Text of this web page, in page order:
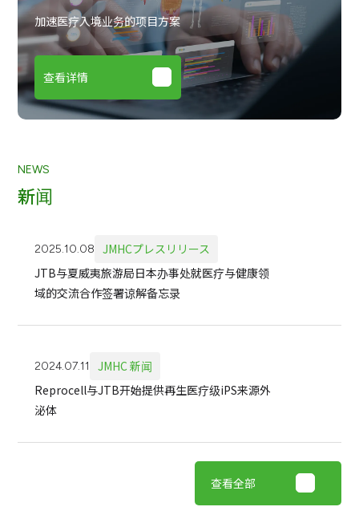
加速医疗入境业务的项目方案
查看详情
NEWS
新闻
2025.10.08
JMHCプレスリリース
JTB与夏威夷旅游局日本办事处就医疗与健康领
域的交流合作签署谅解备忘录
2024.07.11
JMHC 新闻
Reprocell与JTB开始提供再生医疗级iPS来源外
泌体
查看全部